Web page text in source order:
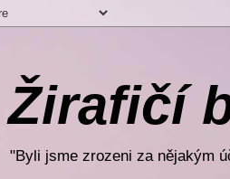
Žirafičí
"Byli jsme zrozeni za nějakým